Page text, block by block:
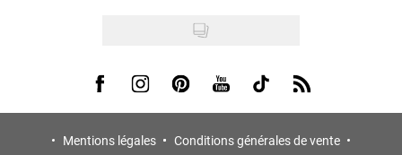
Visit us on Facebook
Visit us on Instagram
Visit us on Pinterest
Visit us on Youtube
Visit us on Tiktok
Visit us on Rss
Mentions légales
Conditions générales de vente